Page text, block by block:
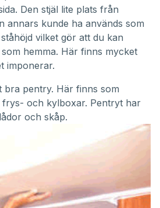
Den stjäl lite plats från
annars kunde ha används som
vilket gör att du kan
hemma. Här finns mycket
imponerar.
bra pentry. Här finns som
frys- och kylboxar. Pentryt har
och skåp.